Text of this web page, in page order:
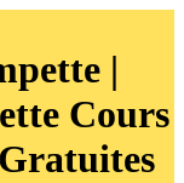
|
Cours